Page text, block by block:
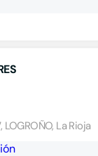
La Rioja